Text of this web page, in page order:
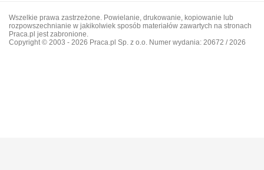
Wszelkie prawa zastrzeżone. Powielanie, drukowanie, kopiowanie lub
rozpowszechnianie w jakikolwiek sposób materiałów zawartych na stronach
Praca.pl jest zabronione.
Copyright © 2003 - 2026 Praca.pl Sp. z o.o. Numer wydania: 20672 / 2026